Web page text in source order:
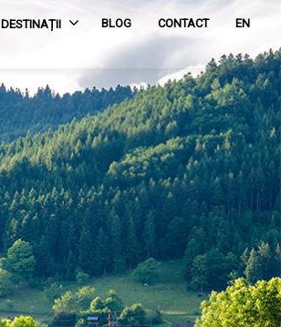
DESTINAȚII BLOG CONTACT EN